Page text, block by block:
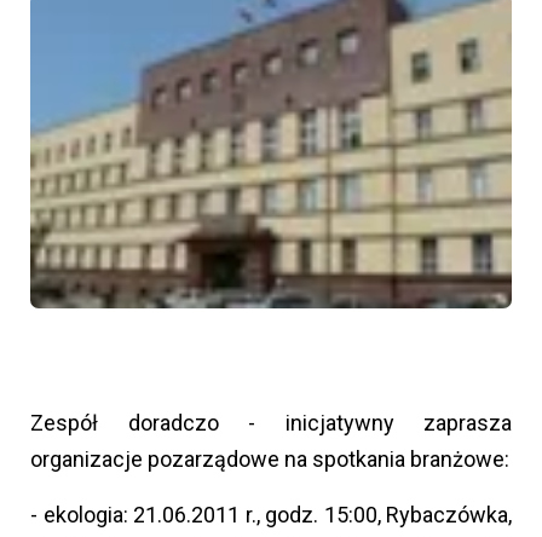
Zespół doradczo - inicjatywny zaprasza
organizacje pozarządowe na spotkania branżowe:
- ekologia: 21.06.2011 r., godz. 15:00, Rybaczówka,